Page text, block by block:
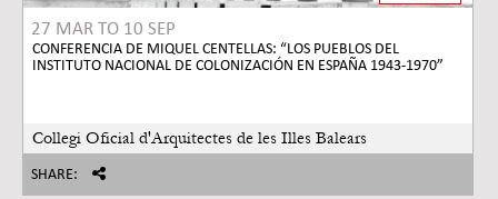
27 MAR TO 10 SEP
CONFERENCIA DE MIQUEL CENTELLAS: “LOS PUEBLOS DEL
INSTITUTO NACIONAL DE COLONIZACIÓN EN ESPAÑA 1943-1970”
Collegi Oficial d'Arquitectes de les Illes Balears
SHARE: